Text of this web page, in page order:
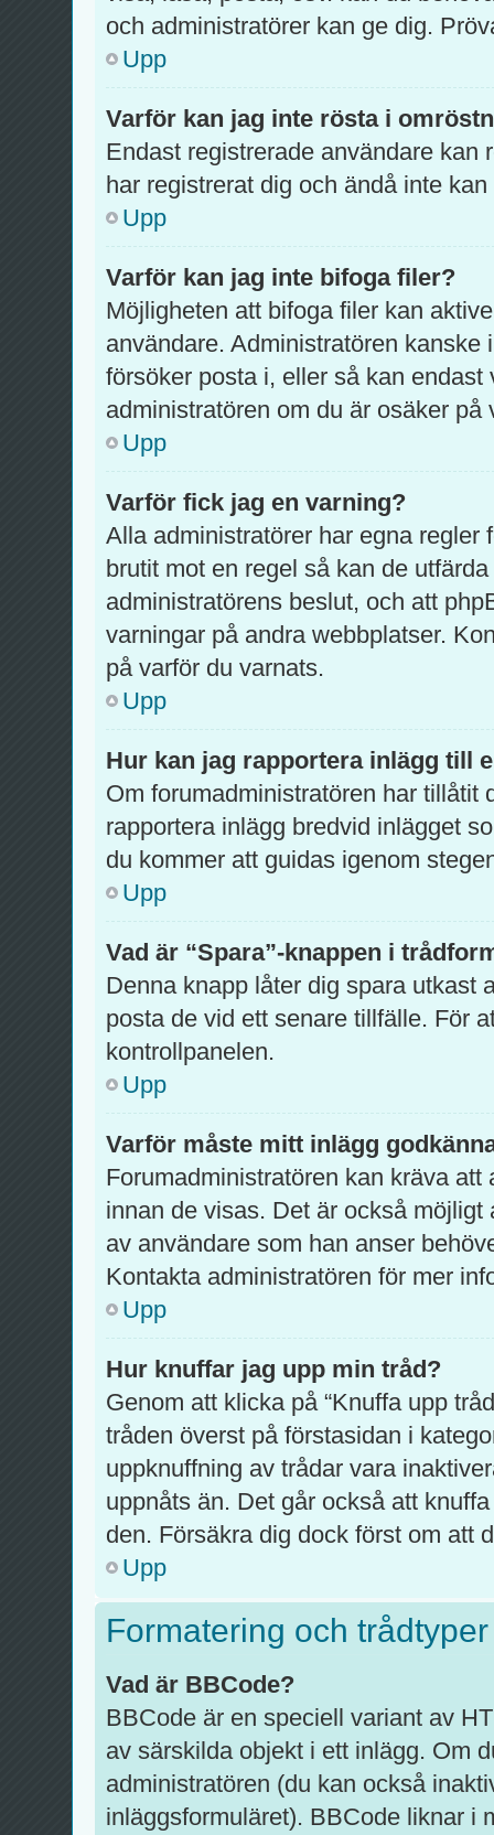
och administratörer kan ge dig.
Upp
Varför kan jag inte rösta i
Endast registrerade användare kan
har registrerat dig och ändå inte
Upp
Varför kan jag inte bifoga filer?
Möjligheten att bifoga filer kan
användare. Administratören
försöker posta i, eller så kan
administratören om du är osäker
Upp
Varför fick jag en varning?
Alla administratörer har egna regler
brutit mot en regel så kan de
administratörens beslut, och att
varningar på andra webbplatser.
på varför du varnats.
Upp
Hur kan jag rapportera inlägg till
Om forumadministratören har tillåtit
rapportera inlägg bredvid inlägget
du kommer att guidas igenom
Upp
Vad är “Spara”-knappen i
Denna knapp låter dig spara utkast
posta de vid ett senare tillfälle. För
kontrollpanelen.
Upp
Varför måste mitt inlägg
Forumadministratören kan kräva
innan de visas. Det är också
av användare som han anser
Kontakta administratören för mer
Upp
Hur knuffar jag upp min tråd?
Genom att klicka på “Knuffa upp
tråden överst på förstasidan i
uppknuffning av trådar vara
uppnåts än. Det går också att
den. Försäkra dig dock först om att
Upp
Formatering och trådtyper
Vad är BBCode?
BBCode är en speciell variant av
av särskilda objekt i ett inlägg. Om
administratören (du kan också
inläggsformuläret). BBCode liknar i